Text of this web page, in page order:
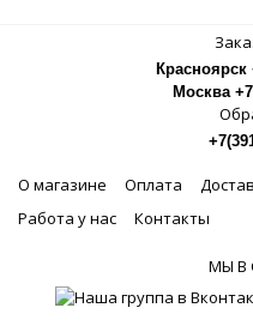
Красноярск
Москва
О магазине Оплата
Работа у нас
Контакты
МЫ В